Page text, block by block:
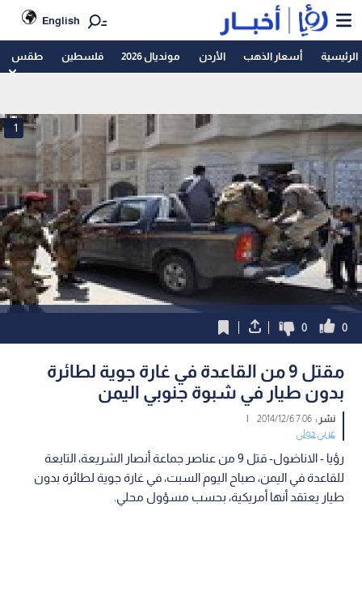
English
الرئيسية أسعار الذهب الأردن مونديال 2026 فلسطين طقس
1
0
0
مقتل 9 من القاعدة في غارة جوية لطائرة
بدون طيار في شبوة جنوبي اليمن
نشر :7:06 2014/12/6
|
عربي دولي
رؤيا - الاناضول- قتل 9 من عناصر جماعة أنصار الشريعة، التابعة
للقاعدة في اليمن، صباح اليوم السبت، في غارة جوية لطائرة بدون
طيار يعتقد أنها أمريكية، بحسب مسؤول محلي.